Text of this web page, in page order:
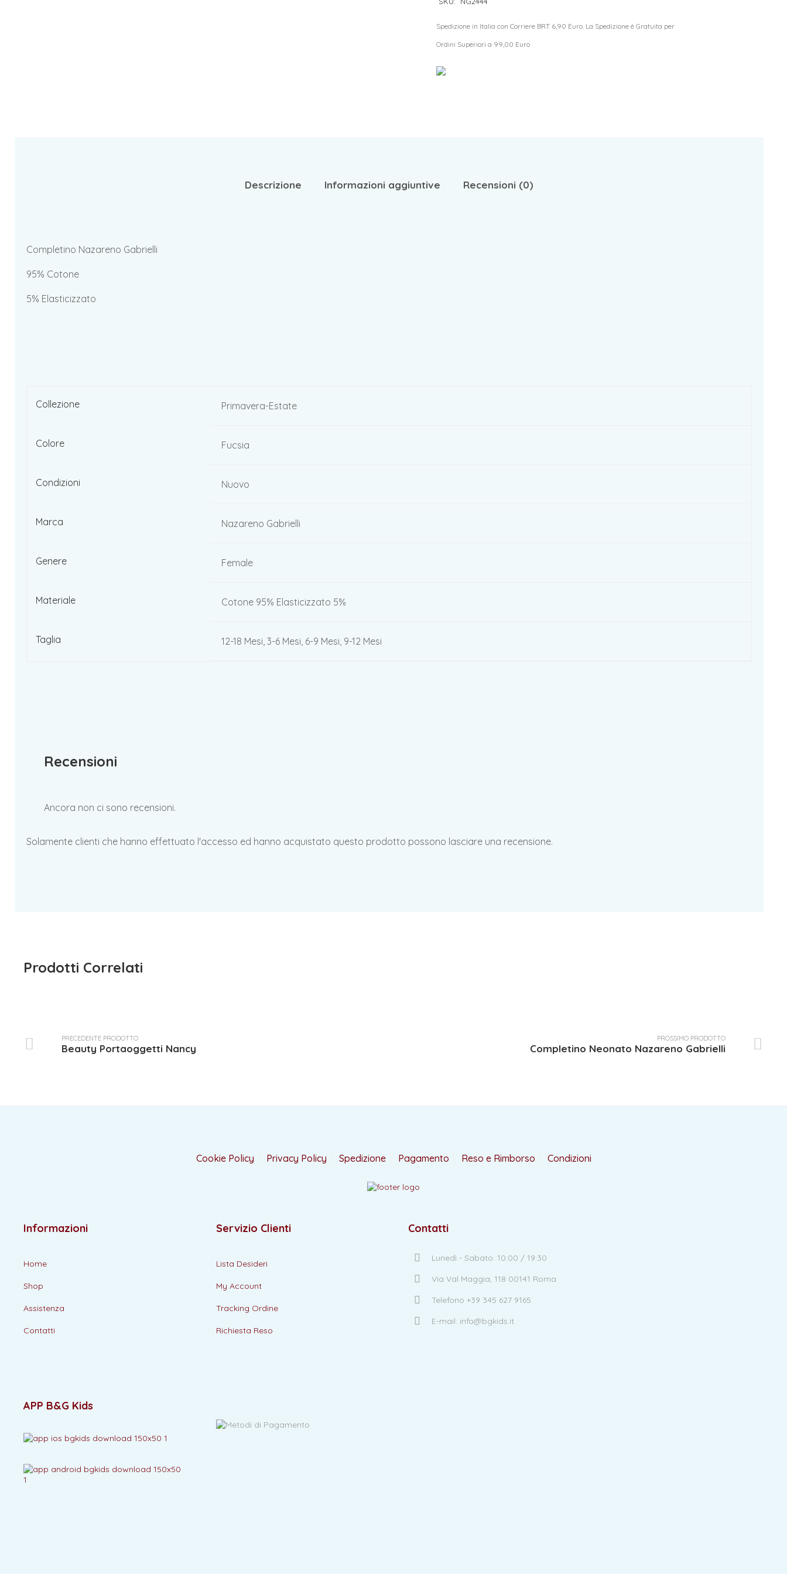
Spedizione in Italia con Corriere BRT 6,90 Euro. La Spedizione è Gratuita per
Ordini Superiori a 99,00 Euro
Descrizione Informazioni aggiuntive Recensioni (0)
Completino Nazareno Gabrielli
95% Cotone
5% Elasticizzato
Collezione Primavera-Estate
Colore Fucsia
Condizioni Nuovo
Marca Nazareno Gabrielli
Genere Female
Materiale Cotone 95% Elasticizzato 5%
Taglia 12-18 Mesi, 3-6 Mesi, 6-9 Mesi, 9-12 Mesi
Recensioni
Ancora non ci sono recensioni.
Solamente clienti che hanno effettuato l'accesso ed hanno acquistato questo prodotto possono lasciare una recensione.
Prodotti Correlati
PRECEDENTE PRODOTTO
Beauty Portaoggetti Nancy
PROSSIMO PRODOTTO
Completino Neonato Nazareno Gabrielli
Cookie Policy Privacy Policy Spedizione Pagamento Reso e Rimborso Condizioni
Informazioni
Home
Shop
Assistenza
Contatti
Servizio Clienti
Lista Desideri
My Account
Tracking Ordine
Richiesta Reso
Contatti
Lunedì - Sabato: 10:00 / 19:30
Via Val Maggia, 118 00141 Roma
Telefono +39 345 627 9165
E-mail: info@bgkids.it
APP B&G Kids